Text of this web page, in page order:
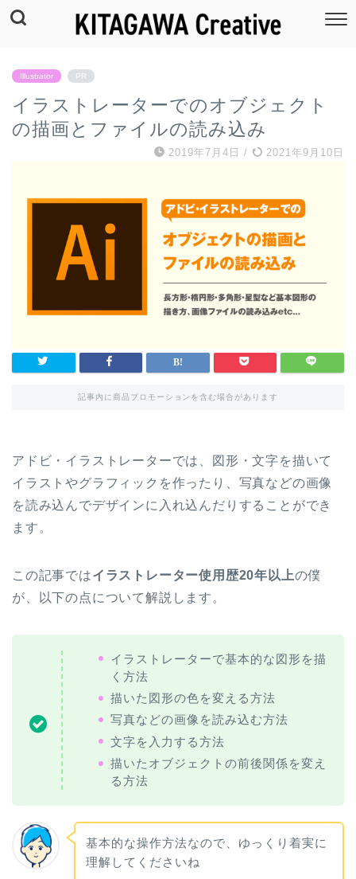
Illustrator PR
イラストレーターでのオブジェクト
の描画とファイルの読み込み
2019年7月4日 / 2021年9月10日
記事内に商品プロモーションを含む場合があります
アドビ・イラストレーターでは、図形・文字を描いて
イラストやグラフィックを作ったり、写真などの画像
を読み込んでデザインに入れ込んだりすることができ
ます。
この記事ではイラストレーター使用歴20年以上の僕
が、以下の点について解説します。
イラストレーターで基本的な図形を描
く方法
描いた図形の色を変える方法
写真などの画像を読み込む方法
文字を入力する方法
描いたオブジェクトの前後関係を変え
る方法
基本的な操作方法なので、ゆっくり着実に
理解してくださいね